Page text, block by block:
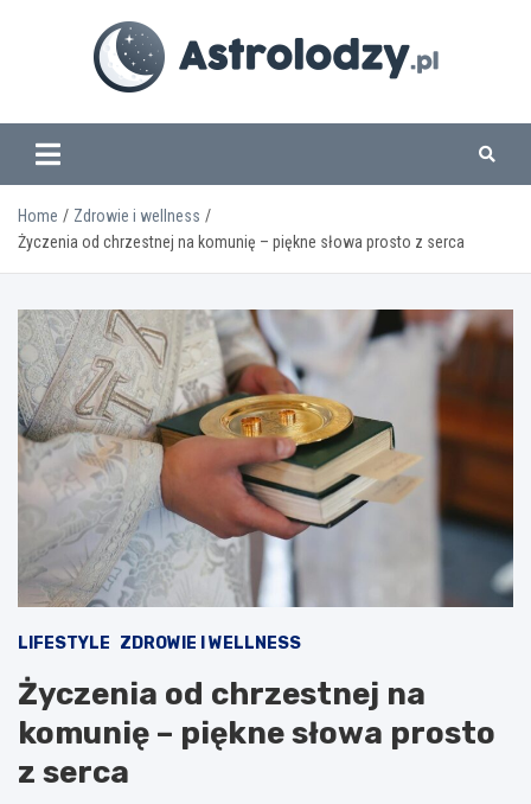
www.astrolodzy.pl
Home
Zdrowie i wellness
Życzenia od chrzestnej na komunię – piękne słowa prosto z serca
LIFESTYLE ZDROWIE I WELLNESS
Życzenia od chrzestnej na
komunię – piękne słowa prosto
z serca